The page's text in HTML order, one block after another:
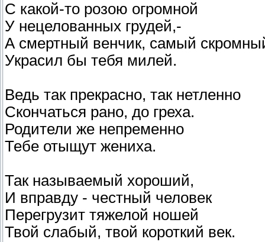
С какой-то розою огромной
У нецелованных грудей,-
А смертный венчик, самый
Украсил бы тебя милей.
Ведь так прекрасно, так нетленно
Скончаться рано, до греха.
Родители же непременно
Тебе отыщут жениха.
Так называемый хороший,
И вправду - честный человек
Перегрузит тяжелой ношей
Твой слабый, твой короткий век.